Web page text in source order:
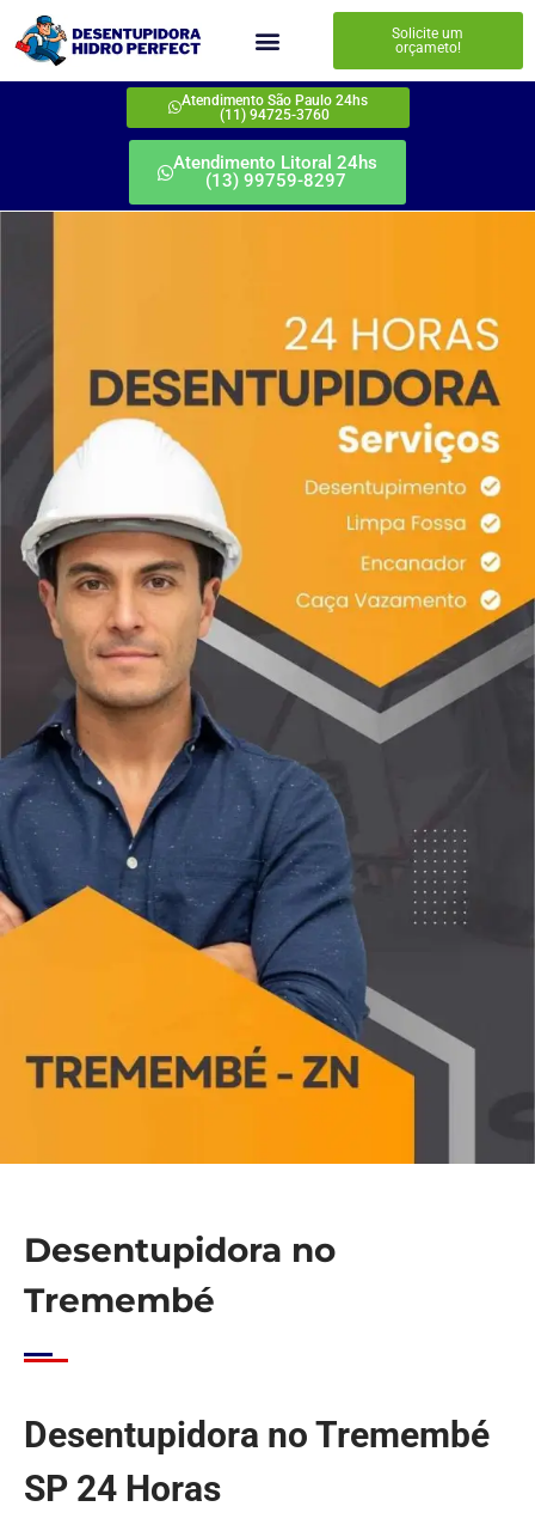
Solicite um
orçameto!
Atendimento São Paulo 24hs
(11) 94725-3760
Atendimento Litoral 24hs
(13) 99759-8297
Desentupidora no
Tremembé
Desentupidora no Tremembé
SP 24 Horas